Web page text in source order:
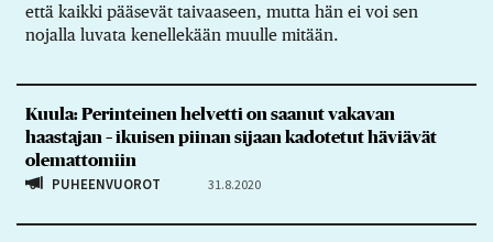
että kaikki pääsevät taivaaseen, mutta hän ei voi sen
nojalla luvata kenellekään muulle mitään.
Kuula: Perinteinen helvetti on saanut vakavan
haastajan – ikuisen piinan sijaan kadotetut häviävät
olemattomiin
PUHEENVUOROT 31.8.2020